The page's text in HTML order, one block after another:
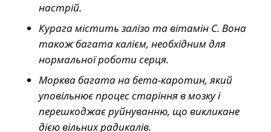
настрій.
Курага містить залізо та вітамін С. Вона
також багата калієм, необхідним для
нормальної роботи серця.
Морква багата на бета-каротин, який
уповільнює процес старіння в мозку і
перешкоджає руйнуванню, що викликане
дією вільних радикалів.